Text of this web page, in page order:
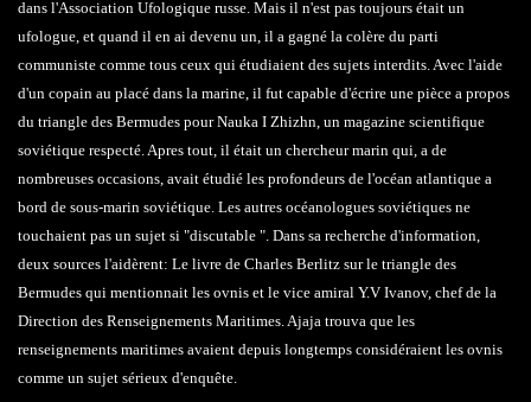
dans l'Association Ufologique russe. Mais il n'est pas toujours était un
ufologue, et quand il en ai devenu un, il a gagné la colère du parti
communiste comme tous ceux qui étudiaient des sujets interdits. Avec l'aide
d'un copain au placé dans la marine, il fut capable d'écrire une pièce a propos
du triangle des Bermudes pour Nauka I Zhizhn, un magazine scientifique
soviétique respecté. Apres tout, il était un chercheur marin qui, a de
nombreuses occasions, avait étudié les profondeurs de l'océan atlantique a
bord de sous-marin soviétique. Les autres océanologues soviétiques ne
touchaient pas un sujet si "discutable ". Dans sa recherche d'information,
deux sources l'aidèrent: Le livre de Charles Berlitz sur le triangle des
Bermudes qui mentionnait les ovnis et le vice amiral Y.V Ivanov, chef de la
Direction des Renseignements Maritimes. Ajaja trouva que les
renseignements maritimes avaient depuis longtemps considéraient les ovnis
comme un sujet sérieux d'enquête.